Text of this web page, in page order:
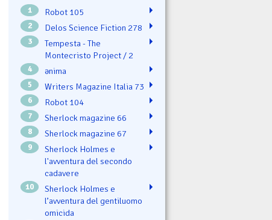
1 Robot 105
2 Delos Science Fiction 278
3
Tempesta - The
Montecristo Project / 2
4 ənima
5 Writers Magazine Italia 73
6 Robot 104
7 Sherlock magazine 66
8 Sherlock magazine 67
9
Sherlock Holmes e
l'avventura del secondo
cadavere
10
Sherlock Holmes e
l’avventura del gentiluomo
omicida